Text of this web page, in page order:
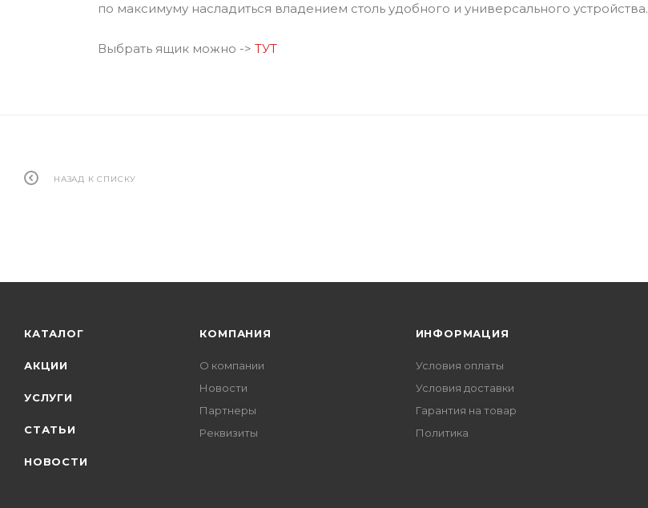
по максимуму насладиться владением столь удобного и универсального устройства.
Выбрать ящик можно -> ТУТ
НАЗАД К СПИСКУ
КАТАЛОГ
АКЦИИ
УСЛУГИ
СТАТЬИ
НОВОСТИ
КОМПАНИЯ
О компании
Новости
Партнеры
Реквизиты
ИНФОРМАЦИЯ
Условия оплаты
Условия доставки
Гарантия на товар
Политика